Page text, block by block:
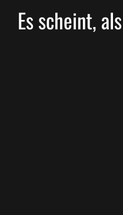
Es scheint,